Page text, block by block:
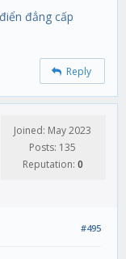
đẳng cấp
Reply
Joined: May 2023
Posts: 135
Reputation: 0
#495